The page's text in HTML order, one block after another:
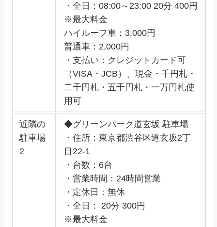
・全日：08:00～23:00 20分 400円
※最大料金
ハイルーフ車：3,000円
普通車：2,000円
・支払い：クレジットカード可
（VISA・JCB）、現金・千円札・
二千円札・五千円札・一万円札使
用可
近隣の
駐車場
2
◆グリーンパーク道玄坂 駐車場
・住所：東京都渋谷区道玄坂2丁
目22-1
・台数：6台
・営業時間：24時間営業
・定休日：無休
・全日： 20分 300円
※最大料金